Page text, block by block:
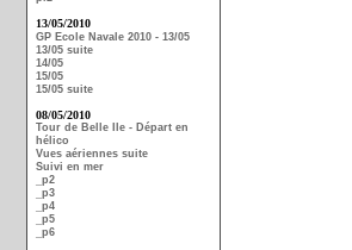
13/05/2010
GP Ecole Navale 2010 - 13/05
13/05 suite
14/05
15/05
15/05 suite
08/05/2010
Tour de Belle Ile - Départ en
hélico
Vues aériennes suite
Suivi en mer
_p2
_p3
_p4
_p5
_p6